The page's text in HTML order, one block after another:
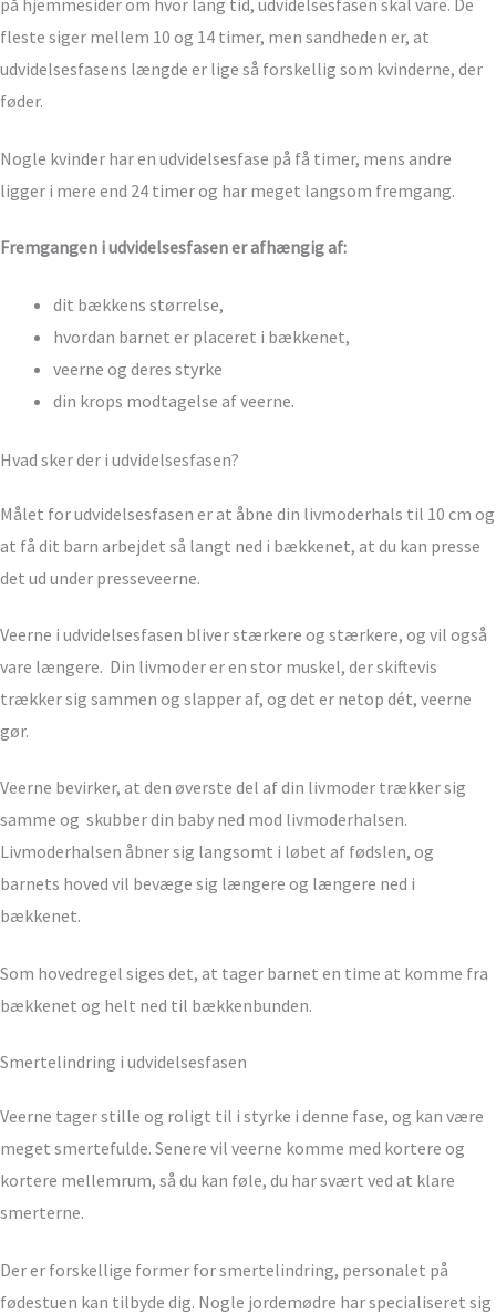
på hjemmesider om hvor lang tid, udvidelsesfasen skal vare. De
fleste siger mellem 10 og 14 timer, men sandheden er, at
udvidelsesfasens længde er lige så forskellig som kvinderne, der
føder.
Nogle kvinder har en udvidelsesfase på få timer, mens andre
ligger i mere end 24 timer og har meget langsom fremgang.
Fremgangen i udvidelsesfasen er afhængig af:
dit bækkens størrelse,
hvordan barnet er placeret i bækkenet,
veerne og deres styrke
din krops modtagelse af veerne.
Hvad sker der i udvidelsesfasen?
Målet for udvidelsesfasen er at åbne din livmoderhals til 10 cm og
at få dit barn arbejdet så langt ned i bækkenet, at du kan presse
det ud under presseveerne.
Veerne i udvidelsesfasen bliver stærkere og stærkere, og vil også
vare længere. Din livmoder er en stor muskel, der skiftevis
trækker sig sammen og slapper af, og det er netop dét, veerne
gør.
Veerne bevirker, at den øverste del af din livmoder trækker sig
samme og skubber din baby ned mod livmoderhalsen.
Livmoderhalsen åbner sig langsomt i løbet af fødslen, og
barnets hoved vil bevæge sig længere og længere ned i
bækkenet.
Som hovedregel siges det, at tager barnet en time at komme fra
bækkenet og helt ned til bækkenbunden.
Smertelindring i udvidelsesfasen
Veerne tager stille og roligt til i styrke i denne fase, og kan være
meget smertefulde. Senere vil veerne komme med kortere og
kortere mellemrum, så du kan føle, du har svært ved at klare
smerterne.
Der er forskellige former for smertelindring, personalet på
fødestuen kan tilbyde dig. Nogle jordemødre har specialiseret sig